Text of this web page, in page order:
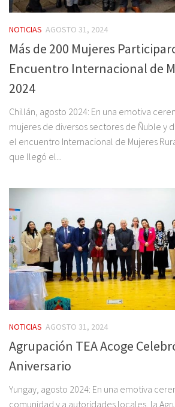
NOTICIAS AGOSTO 31, 2024
Más de 200 Mujeres
Encuentro Internacional de
2024
Chillán, agosto 2024: En una emotiva
mujeres de diversos sectores de Ñuble y
el encuentro Internacional de Mujeres
que llegó el...
NOTICIAS AGOSTO 31, 2024
Agrupación TEA Acoge
Aniversario
Yungay, agosto 2024: En una emotiva
comunidad y a autoridades locales, la